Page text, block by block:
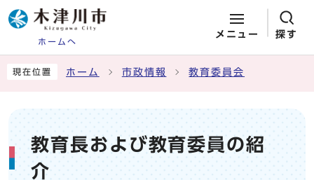
ホームへ
メニュー 探す
現在位置 ホーム 市政情報 教育委員会
教育長および教育委員の紹
介